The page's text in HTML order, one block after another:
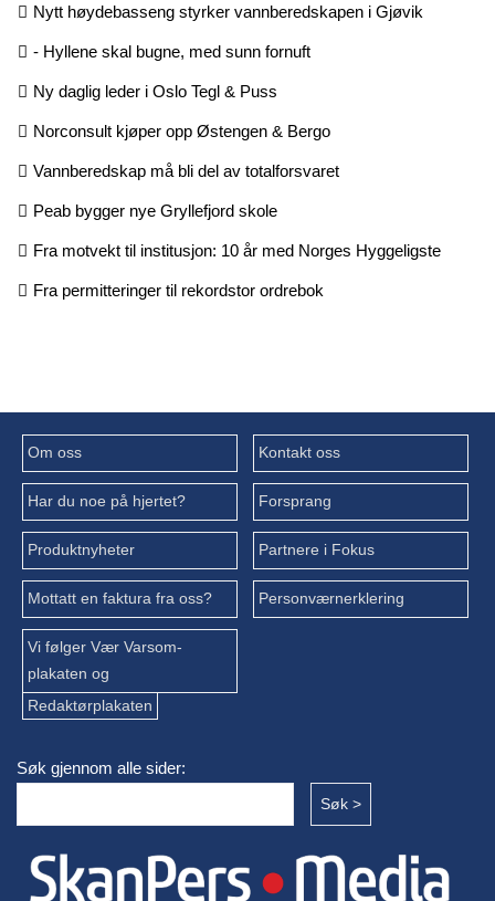
Nytt høydebasseng styrker vannberedskapen i Gjøvik
- Hyllene skal bugne, med sunn fornuft
Ny daglig leder i Oslo Tegl & Puss
Norconsult kjøper opp Østengen & Bergo
Vannberedskap må bli del av totalforsvaret
Peab bygger nye Gryllefjord skole
Fra motvekt til institusjon: 10 år med Norges Hyggeligste
Fra permitteringer til rekordstor ordrebok
Om oss Kontakt oss
Har du noe på hjertet? Forsprang
Produktnyheter Partnere i Fokus
Mottatt en faktura fra oss? Personværnerklering
Vi følger Vær Varsom-
plakaten og
Redaktørplakaten
Søk gjennom alle sider: